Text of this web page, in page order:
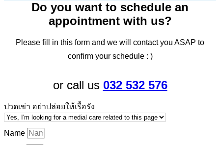
Do you want to schedule an
appointment with us?
Please fill in this form and we will contact you ASAP to
confirm your schedule : )
or call us 032 532 576
ปวดเข่า อย่าปล่อยให้เรื้อรัง
Name